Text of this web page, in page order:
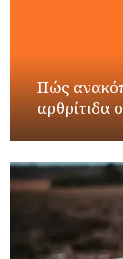
Πώς
αρθρίτιδα